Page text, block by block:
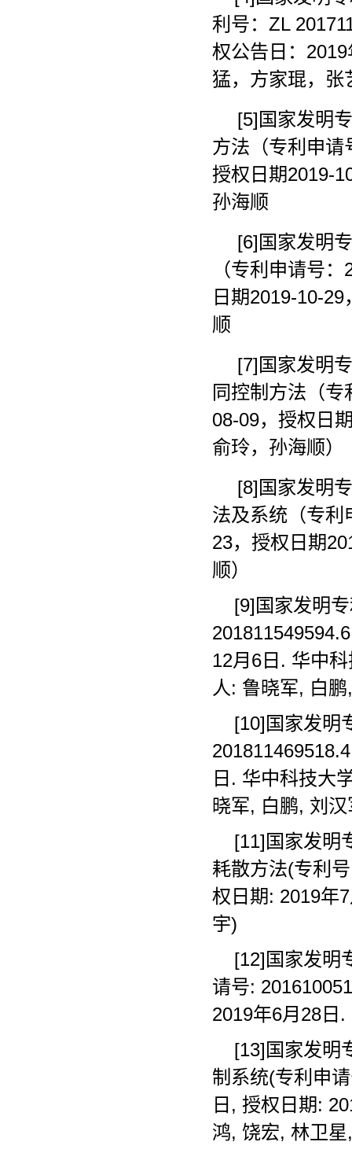
利号：ZL
权公告日：
猛，方家琨，张
[5]国家发明
方法（专利申请
授权日期2019-
孙海顺
[6]国家发明
（专利申请号
日期2019-10-
顺
[7]国家发明
同控制方法（
08-09，授权日
俞玲，孙海顺）
[8]国家发明
法及系统（专利
23，授权日期
顺）
[9]国家发明
12月6日. 华中
人: 鲁晓军, 白
[10]国家发明
日. 华中科技大
晓军, 白鹏, 刘
[11]国家发明
耗散方法(专利
权日期: 2019年
宇)
[12]国家发明
请号:
2019年6月28日
[13]国家发明
制系统(专利申
日, 授权日期:
鸿, 饶宏, 林卫